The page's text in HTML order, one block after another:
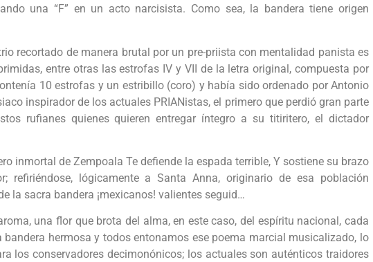
una “F” en un acto narcisista. Como sea, la bandera tiene origen
recortado de manera brutal por un pre-priista con mentalidad panista es
entre otras las estrofas IV y VII de la letra original, compuesta por
10 estrofas y un estribillo (coro) y había sido ordenado por Antonio
inspirador de los actuales PRIANistas, el primero que perdió gran parte
rufianes quienes quieren entregar íntegro a su titiritero, el dictador
inmortal de Zempoala Te defiende la espada terrible, Y sostiene su brazo
refiriéndose, lógicamente a Santa Anna, originario de esa población
la sacra bandera ¡mexicanos! valientes seguid…
una flor que brota del alma, en este caso, del espíritu nacional, cada
hermosa y todos entonamos ese poema marcial musicalizado, lo
los conservadores decimonónicos; los actuales son auténticos traidores